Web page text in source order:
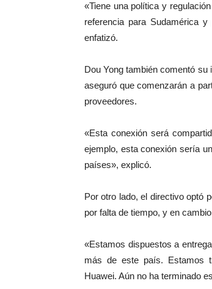
«Tiene una política y
referencia para Sudamérica
enfatizó.
Dou Yong también comentó
aseguró que comenzarán a
proveedores.
«Esta conexión será
ejemplo, esta conexión sería
países», explicó.
Por otro lado, el directivo optó
por falta de tiempo, y en
«Estamos dispuestos a
más de este país. Estamos
Huawei. Aún no ha terminado